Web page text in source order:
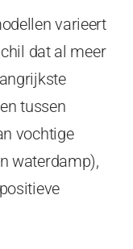
varieert
dat al meer
tussen
vochtige
waterdamp),